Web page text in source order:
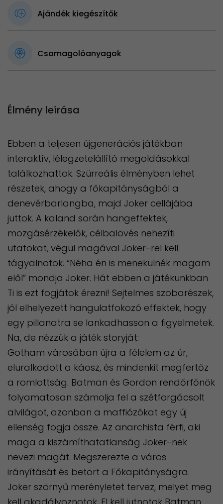
Ajándék kiegészítők
Csomagolóanyagok
Élmény leírása
Ebben a teljesen újgenerációs játékban
interaktív, lélegzetelállító megoldásokkal
találkozhattok. Szürreális élményben lehet
részetek, ahogy a főkapitányságból a
denevérbarlangba, majd Joker cellájába
juttok. A kaland során hangeffektek,
mozgásérzékelők, célbalövés nehezíti
utatokat, végül magával Joker-rel kell
tágyalnotok. “Néha én is menekülnék magam
elől” mondja Joker. Hát ebben a játékunkban
Ti is ezt fogjátok érezni! Sejtelmes szobarészek,
jól elhelyezett hangulatfokozó effektek, hogy
egy pillanatra se lankadhasson a figyelmetek.
Na, de nézzük a játék storyját:
Gotham városában újra a félelem az úr,
eluralkodott a káosz, és mindenkit megfertőz
a romlottság. Batman és Gordon rendőrfőnök
folyamatosan számolja fel a szétforgácsolt
alvilágot, azonban a maffiózókat egy új
ellenség fogja össze. Az anarchista férfi, aki
maga a kiszámíthatatlanság Joker-nek
nevezi magát. Megszerezte a város
irányítását és betört a Főkapitányságra.
Joker szörnyű merényletet tervez, melyet meg